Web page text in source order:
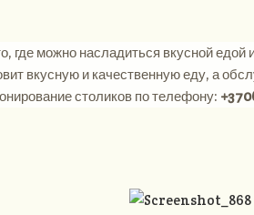
где можно насладиться вкусной
вкусную и качественную еду, а
столиков по телефону: